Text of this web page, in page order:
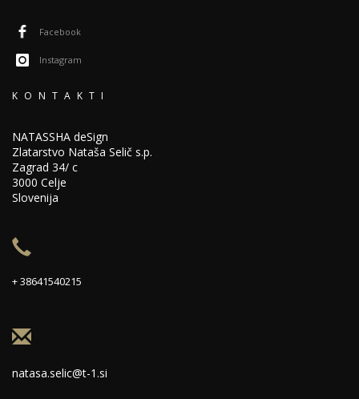
Facebook
Instagram
KONTAKTI
NATASSHA deSign
Zlatarstvo Nataša Selič s.p.
Zagrad 34/ c
3000 Celje
Slovenija
+ 38641540215
natasa.selic@t-1.si